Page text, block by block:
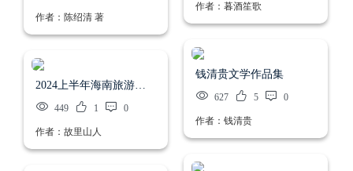
作者：暮酒笙歌
作者：陈绍清 著
钱清贵文学作品集
627 5 0
作者：钱清贵
2024上半年海南旅游日记
449 1 0
作者：故里山人